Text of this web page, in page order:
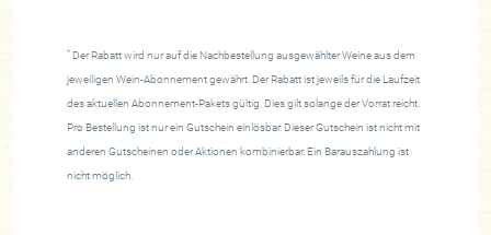
* Der Rabatt wird nur auf die Nachbestellung ausgewählter Weine aus dem
jeweiligen Wein-Abonnement gewährt. Der Rabatt ist jeweils für die Laufzeit
des aktuellen Abonnement-Pakets gültig. Dies gilt solange der Vorrat reicht.
Pro Bestellung ist nur ein Gutschein einlösbar. Dieser Gutschein ist nicht mit
anderen Gutscheinen oder Aktionen kombinierbar. Ein Barauszahlung ist
nicht möglich.